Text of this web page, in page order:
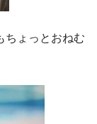
ちょっとおねむ